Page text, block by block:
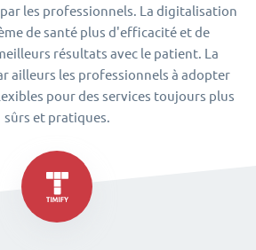
les professionnels. La digitalisation
de santé plus d'efficacité et de
résultats avec le patient. La
ailleurs les professionnels à adopter
pour des services toujours plus
sûrs et pratiques.